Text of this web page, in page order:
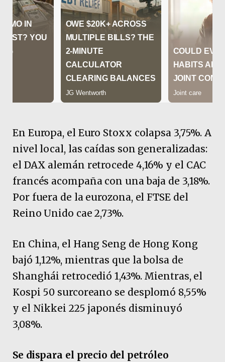
En Europa, el Euro Stoxx colapsa 3,75%. A
nivel local, las caídas son generalizadas:
el DAX alemán retrocede 4,16% y el CAC
francés acompaña con una baja de 3,18%.
Por fuera de la eurozona, el FTSE del
Reino Unido cae 2,73%.
En China, el Hang Seng de Hong Kong
bajó 1,12%, mientras que la bolsa de
Shanghái retrocedió 1,43%. Mientras, el
Kospi 50 surcoreano se desplomó 8,55%
y el Nikkei 225 japonés disminuyó
3,08%.
Se dispara el precio del petróleo